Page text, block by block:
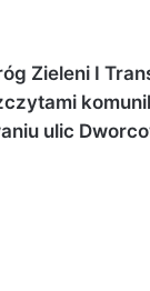
Zieleni I
ulic